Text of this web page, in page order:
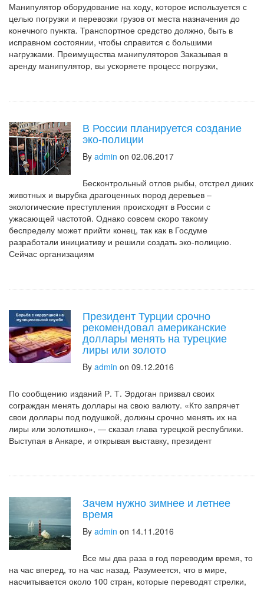
Манипулятор оборудование на ходу, которое используется с
целью погрузки и перевозки грузов от места назначения до
конечного пункта. Транспортное средство должно, быть в
исправном состоянии, чтобы справится с большими
нагрузками. Преимущества манипуляторов Заказывая в
аренду манипулятор, вы ускоряете процесс погрузки,
В России планируется создание
эко-полиции
By admin on 02.06.2017
Бесконтрольный отлов рыбы, отстрел диких
животных и вырубка драгоценных пород деревьев –
экологические преступления происходят в России с
ужасающей частотой. Однако совсем скоро такому
беспределу может прийти конец, так как в Госдуме
разработали инициативу и решили создать эко-полицию.
Сейчас организациям
Президент Турции срочно
рекомендовал американские
доллары менять на турецкие
лиры или золото
By admin on 09.12.2016
По сообщению изданий Р. Т. Эрдоган призвал своих
сограждан менять доллары на свою валюту. «Кто запрячет
свои доллары под подушкой, должны срочно менять их на
лиры или золотишко», — сказал глава турецкой республики.
Выступая в Анкаре, и открывая выставку, президент
Зачем нужно зимнее и летнее
время
By admin on 14.11.2016
Все мы два раза в год переводим время, то
на час вперед, то на час назад. Разумеется, что в мире,
насчитывается около 100 стран, которые переводят стрелки,